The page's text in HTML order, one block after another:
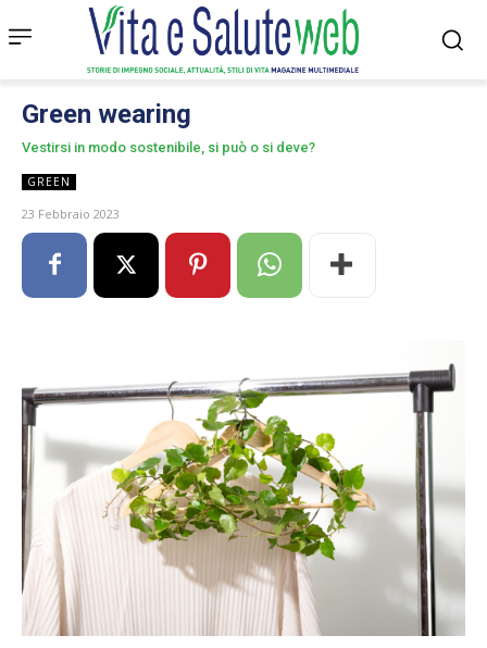
Green wearing
Vestirsi in modo sostenibile, si può o si deve?
GREEN
23 Febbraio 2023